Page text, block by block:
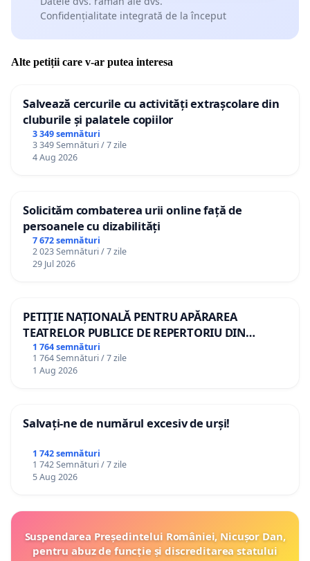
Confidențialitate integrată de la început
Alte petiții care v-ar putea interesa
Salvează cercurile cu activități extrașcolare din
cluburile și palatele copiilor
3 349 semnături
3 349 Semnături / 7 zile
4 Aug 2026
Solicităm combaterea urii online față de
persoanele cu dizabilități
7 672 semnături
2 023 Semnături / 7 zile
29 Jul 2026
PETIȚIE NAȚIONALĂ PENTRU APĂRAREA
TEATRELOR PUBLICE DE REPERTORIU DIN
ROMÂNIA
1 764 semnături
1 764 Semnături / 7 zile
1 Aug 2026
Salvați-ne de numărul excesiv de urși!
1 742 semnături
1 742 Semnături / 7 zile
5 Aug 2026
Suspendarea Președintelui României, Nicușor Dan,
pentru abuz de funcție și discreditarea statului